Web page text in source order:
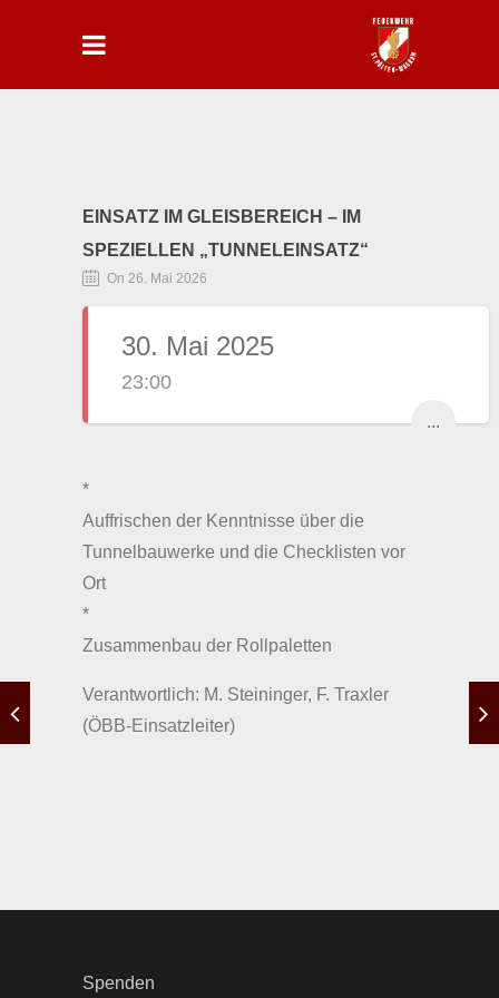
EINSATZ IM GLEISBEREICH – IM
SPEZIELLEN „TUNNELEINSATZ“
On 26. Mai 2026
30. Mai 2025
23:00
...
*
Auffrischen der Kenntnisse über die
Tunnelbauwerke und die Checklisten vor
Ort
*
Zusammenbau der Rollpaletten
Verantwortlich: M. Steininger, F. Traxler
(ÖBB-Einsatzleiter)
Spenden